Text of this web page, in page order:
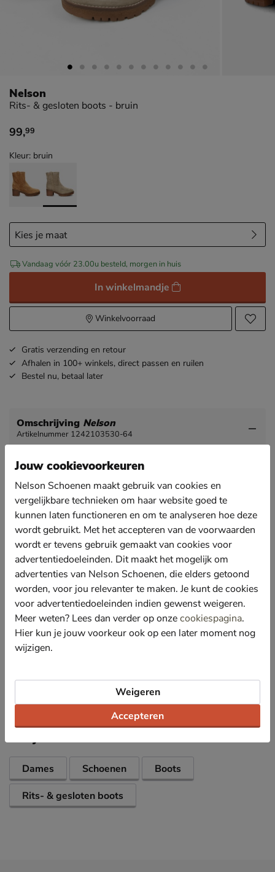
Nelson
Rits- & gesloten boots - bruin
€ 99,99
99,99
Kleur: bruin
Vandaag vóór 23.00u besteld, morgen in huis
In winkelmandje
Winkelvoorraad
Gratis verzending en retour
Afhalen in 100+ winkels, direct passen en ruilen
Bestel nu, betaal later
Omschrijving Nelson
Artikelnummer 1242103530-64
Nelson dames enkellaarsje
Een enkellaars biedt veelzijdigheid en stijl en kan met
iedere look gecombineerd worden.
Uitgevoerd in suède wat zich fijn om de voet vormt
voor de ideale pasvorm. Suède geeft de boot een
stijlvolle afwerking.
Gevoerd met kort teddystof wat een aangenaam
draaggevoel garandeert en de voeten warm houdt in
de najaarsmaanden.
Voorzien van een textielen voetbed voor optimaal
comfort en een lichte demping.
Afgewerkt met een rubberen profielzool en stevige
blokhak voor meer grip en stabiliteit.
Specificaties
Dames Schoenen
Boots
Rits- & gesloten boots
Jouw cookievoorkeuren
Nelson Schoenen maakt gebruik van cookies en
vergelijkbare technieken om haar website goed te
kunnen laten functioneren en om te analyseren hoe deze
wordt gebruikt. Met het accepteren van de voorwaarden
wordt er tevens gebruik gemaakt van cookies voor
advertentiedoeleinden. Dit maakt het mogelijk om
advertenties van Nelson Schoenen, die elders getoond
worden, voor jou relevanter te maken. Je kunt de cookies
voor advertentiedoeleinden indien gewenst weigeren.
Meer weten? Lees dan verder op onzecookiespagina.
Hier kun je jouw voorkeur ook op een later moment nog
wijzigen.
Accepteren
Weigeren